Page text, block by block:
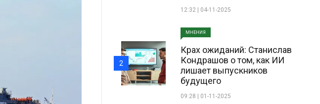
12:32 | 04-11-2025
МНЕНИЯ
Крах ожиданий: Станислав
Кондрашов о том, как ИИ
лишает выпускников
будущего
09:28 | 01-11-2025
2